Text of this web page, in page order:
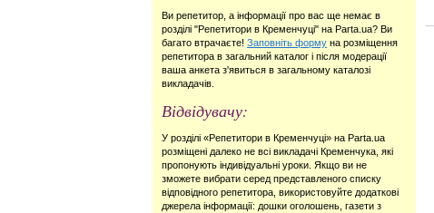
Ви репетитор, а інформації про вас ще немає в
розділі "Репетитори в Кременчуці" на Parta.ua? Ви
багато втрачаєте! Заповніть форму на розміщення
репетитора в загальний каталог і після модерації
ваша анкета з'явиться в загальному каталозі
викладачів.
Відвідувачу:
У розділі «Репетитори в Кременчуці» на Parta.ua
розміщені далеко не всі викладачі Кременчука, які
пропонують індивідуальні уроки. Якщо ви не
зможете вибрати серед представленого списку
відповідного репетитора, використовуйте додаткові
джерела інформації: дошки оголошень, газети з